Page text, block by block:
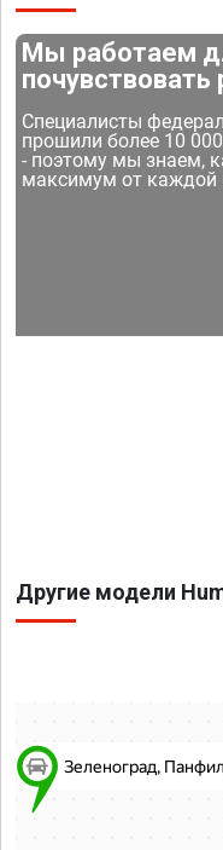
Мы работаем
почувствовать
Специалисты
прошили более 10
- поэтому мы знаем,
максимум от
Другие модели